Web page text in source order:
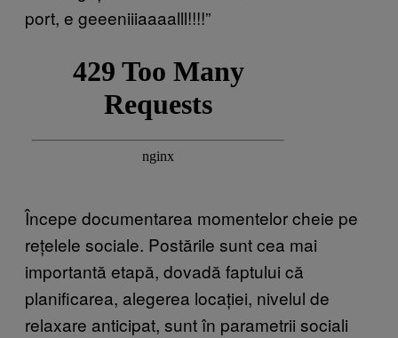
port, e geeeniiiaaaalll!!!!”
Începe documentarea momentelor cheie pe
rețelele sociale. Postările sunt cea mai
importantă etapă, dovadă faptului că
planificarea, alegerea locației, nivelul de
relaxare anticipat, sunt în parametrii sociali